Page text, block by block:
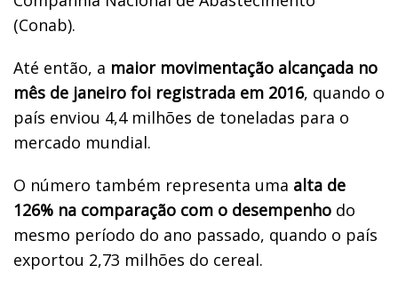
(Conab).
Até então, a maior movimentação alcançada no
mês de janeiro foi registrada em 2016, quando o
país enviou 4,4 milhões de toneladas para o
mercado mundial.
O número também representa uma alta de
126% na comparação com o desempenho do
mesmo período do ano passado, quando o país
exportou 2,73 milhões do cereal.